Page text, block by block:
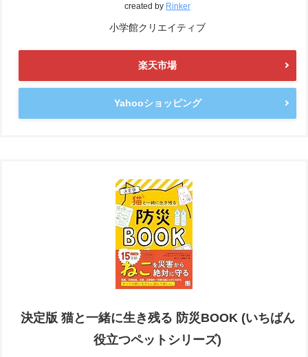
created by Rinker
小学館クリエイティブ
楽天市場
Yahooショッピング
決定版 猫と一緒に生き残る 防災BOOK (いちばん
役立つペットシリーズ)